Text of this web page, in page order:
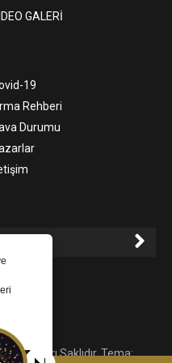
GALERİ
19
Rehberi
Durumu
erişin.
Hakları Saklıdır. Tema: